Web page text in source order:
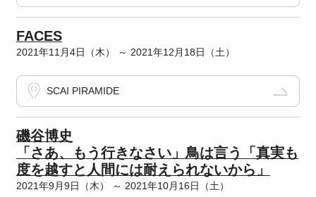
FACES
2021年11月4日（木） ～ 2021年12月18日（土）
SCAI PIRAMIDE
磯谷博史
「さあ、もう行きなさい」鳥は言う「真実も
度を越すと人間には耐えられないから」
2021年9月9日（木） ～ 2021年10月16日（土）